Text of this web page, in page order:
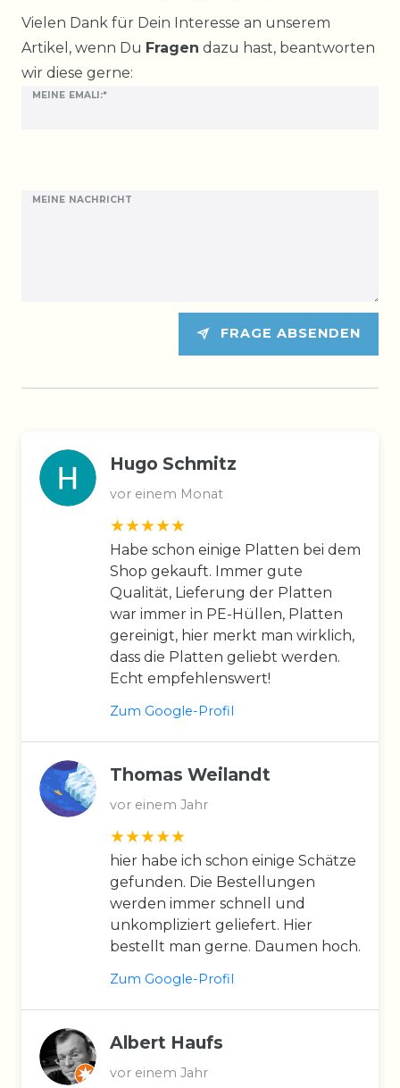
Vielen Dank für Dein Interesse an unserem
Artikel, wenn Du Fragen dazu hast, beantworten
wir diese gerne:
MEINE EMALI:*
MEINE NACHRICHT
Ceres::Template.mailFormHoneypotLabel
FRAGE ABSENDEN
Hugo Schmitz
vor einem Monat
Habe schon einige Platten bei dem
Shop gekauft. Immer gute
Qualität, Lieferung der Platten
war immer in PE-Hüllen, Platten
gereinigt, hier merkt man wirklich,
dass die Platten geliebt werden.
Echt empfehlenswert!
Zum Google-Profil
Thomas Weilandt
vor einem Jahr
hier habe ich schon einige Schätze
gefunden. Die Bestellungen
werden immer schnell und
unkompliziert geliefert. Hier
bestellt man gerne. Daumen hoch.
Zum Google-Profil
Albert Haufs
vor einem Jahr